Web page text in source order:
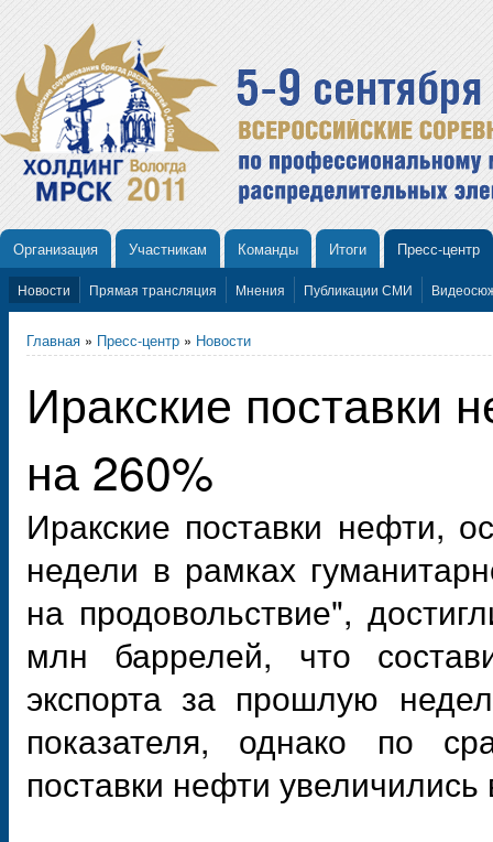
Организация Участникам Команды Итоги Пресс-центр
Новости Прямая трансляция Мнения Публикации СМИ
Главная » Пресс-центр » Новости
Иракские поставки
на 260%
Иракские поставки нефти,
недели в рамках
на продовольствие",
млн баррелей, что
экспорта за прошлую
показателя, однако по
поставки нефти